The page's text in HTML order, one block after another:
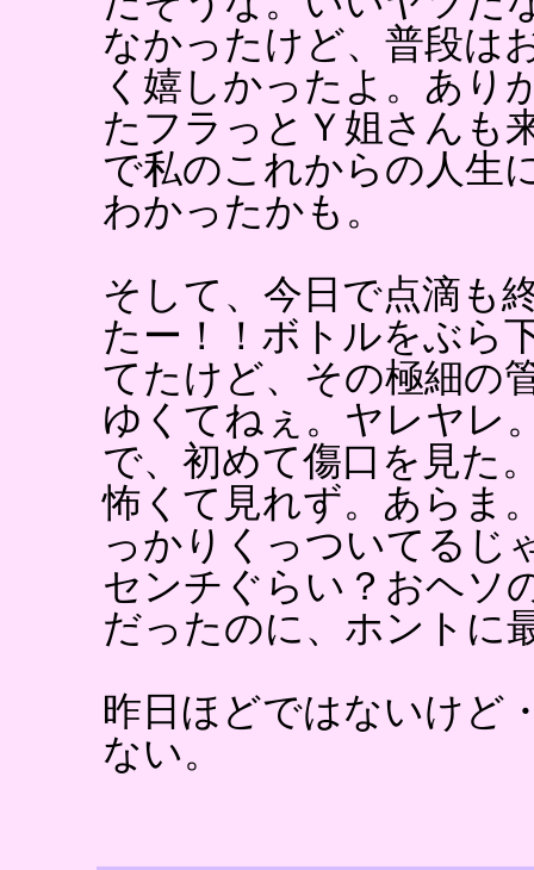
なかったけど、普段は
く嬉しかったよ。あり
たフラっとＹ姐さんも
で私のこれからの人生
わかったかも。
そして、今日で点滴も
たー！！ボトルをぶら
てたけど、その極細の
ゆくてねぇ。ヤレヤレ
で、初めて傷口を見た
怖くて見れず。あらま
っかりくっついてるじ
センチぐらい？おヘソ
だったのに、ホントに
昨日ほどではないけど
ない。